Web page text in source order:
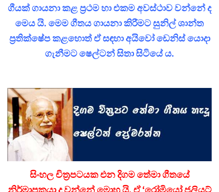
ගීයක් ගායනා කළ ප්‍රථම හා එකම අවස්ථාව වන්නේ ද
මෙය යි. මෙම ගීතය ගායනා කිරීමට සුනිල් ශාන්ත
ප්‍රතික්ෂේප කළහොත් ඒ සඳහා අයිවෝ ඩෙනිස් යොදා
ගැනීමට ෂෙල්ටන් සිතා සිටියේ ය.
සිංහල චිත්‍රපටයක එන දිගම තේමා ගීතයේ
නිර්මාපකයා ද වන්නේ මොහු යි. ඒ ‘රෝමියෝ ජුලියට්